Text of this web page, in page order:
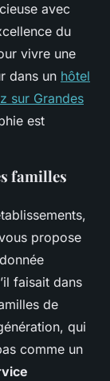
avec
du
vivre une
dans un hôtel
sur Grandes
est
familles
propose
faisait dans
de
qui
comme un